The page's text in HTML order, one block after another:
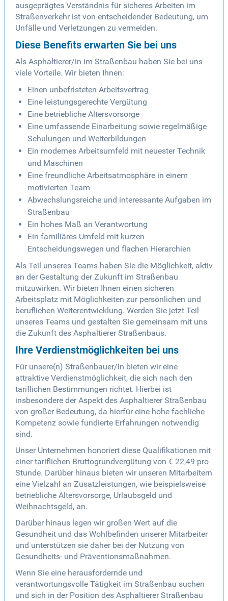
ausgeprägtes Verständnis für sicheres Arbeiten im
Straßenverkehr ist von entscheidender Bedeutung, um
Unfälle und Verletzungen zu vermeiden.
Diese Benefits erwarten Sie bei uns
Als Asphaltierer/in im Straßenbau haben Sie bei uns
viele Vorteile. Wir bieten Ihnen:
Einen unbefristeten Arbeitsvertrag
Eine leistungsgerechte Vergütung
Eine betriebliche Altersvorsorge
Eine umfassende Einarbeitung sowie regelmäßige
Schulungen und Weiterbildungen
Ein modernes Arbeitsumfeld mit neuester Technik
und Maschinen
Eine freundliche Arbeitsatmosphäre in einem
motivierten Team
Abwechslungsreiche und interessante Aufgaben im
Straßenbau
Ein hohes Maß an Verantwortung
Ein familiäres Umfeld mit kurzen
Entscheidungswegen und flachen Hierarchien
Als Teil unseres Teams haben Sie die Möglichkeit, aktiv
an der Gestaltung der Zukunft im Straßenbau
mitzuwirken. Wir bieten Ihnen einen sicheren
Arbeitsplatz mit Möglichkeiten zur persönlichen und
beruflichen Weiterentwicklung. Werden Sie jetzt Teil
unseres Teams und gestalten Sie gemeinsam mit uns
die Zukunft des Asphaltierer Straßenbaus.
Ihre Verdienstmöglichkeiten bei uns
Für unsere(n) Straßenbauer/in bieten wir eine
attraktive Verdienstmöglichkeit, die sich nach den
tariflichen Bestimmungen richtet. Hierbei ist
insbesondere der Aspekt des Asphaltierer Straßenbau
von großer Bedeutung, da hierfür eine hohe fachliche
Kompetenz sowie fundierte Erfahrungen notwendig
sind.
Unser Unternehmen honoriert diese Qualifikationen mit
einer tariflichen Bruttogrundvergütung von € 22,49 pro
Stunde. Darüber hinaus bieten wir unseren Mitarbeitern
eine Vielzahl an Zusatzleistungen, wie beispielsweise
betriebliche Altersvorsorge, Urlaubsgeld und
Weihnachtsgeld, an.
Darüber hinaus legen wir großen Wert auf die
Gesundheit und das Wohlbefinden unserer Mitarbeiter
und unterstützen sie daher bei der Nutzung von
Gesundheits- und Präventionsmaßnahmen.
Wenn Sie eine herausfordernde und
verantwortungsvolle Tätigkeit im Straßenbau suchen
und sich in der Position des Asphaltierer Straßenbau